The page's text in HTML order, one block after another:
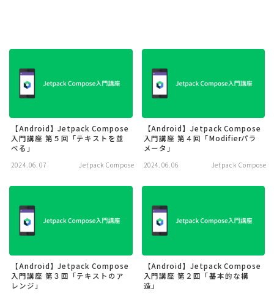
【Android】Jetpack Compose
入門講座 第５回「テキストを並
べる」
2024.06.07 Jetpack Compose
【Android】Jetpack Compose
入門講座 第４回「Modifierパラ
メータ」
2024.06.06 Jetpack Compose
【Android】Jetpack Compose
入門講座 第３回「テキストのア
レンジ」
【Android】Jetpack Compose
入門講座 第２回「基本的な構
造」